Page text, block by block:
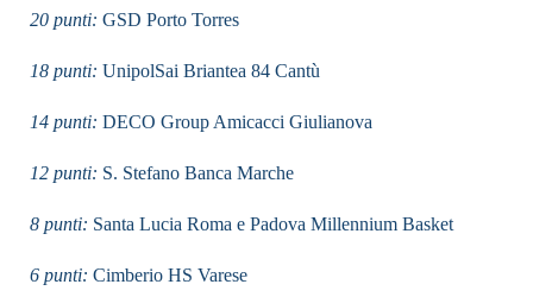
20 punti: GSD Porto Torres
18 punti: UnipolSai Briantea 84 Cantù
14 punti: DECO Group Amicacci Giulianova
12 punti: S. Stefano Banca Marche
8 punti: Santa Lucia Roma e Padova Millennium Basket
6 punti: Cimberio HS Varese